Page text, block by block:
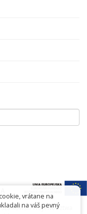
Województwa
vrátane na
na váš pevný